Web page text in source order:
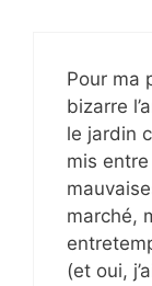
Pour ma
bizarre
le jardin
mis
marché,
(et oui,